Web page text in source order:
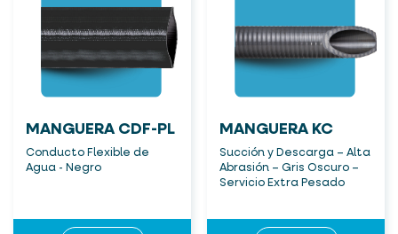
MANGUERA CDF-PL
Conducto Flexible de
Agua - Negro
MANGUERA KC
Succión y Descarga – Alta
Abrasión – Gris Oscuro –
Servicio Extra Pesado